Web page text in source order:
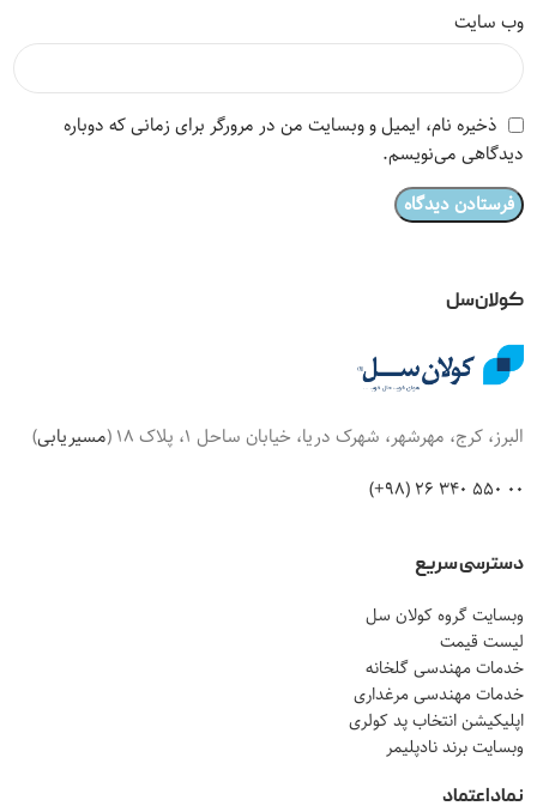
وب‌ سایت
ذخیره نام، ایمیل و وبسایت من در مرورگر برای زمانی که دوباره
دیدگاهی می‌نویسم.
کولان‌سل
البرز، کرج، مهرشهر، شهرک دریا، خیابان ساحل 1، پلاک 18 ( مسیریابی)
00 550 340 26 (98+)
دسترسی سریع
وبسایت گروه کولان سل
لیست قیمت
خدمات مهندسی گلخانه
خدمات مهندسی مرغداری
اپلیکیشن انتخاب پد کولری
وبسایت برند نادپلیمر
نماد اعتماد